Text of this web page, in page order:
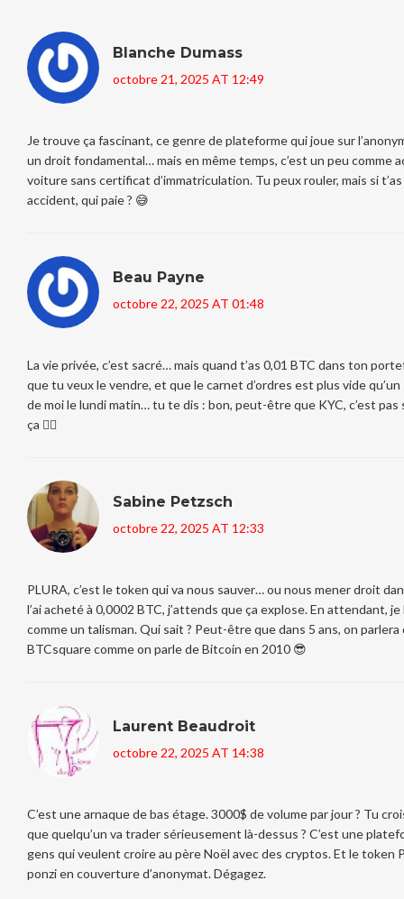
Blanche Dumass
octobre 21, 2025 AT 12:49
Je trouve ça fascinant, ce genre de plateforme qui joue sur
un droit fondamental… mais en même temps, c’est un peu comme
voiture sans certificat d’immatriculation. Tu peux rouler, mais si
accident, qui paie ? 😅
Beau Payne
octobre 22, 2025 AT 01:48
La vie privée, c’est sacré… mais quand t’as 0,01 BTC dans ton
que tu veux le vendre, et que le carnet d’ordres est plus vide qu’un
de moi le lundi matin… tu te dis : bon, peut-être que KYC, c’est pas
ça 🤷‍♂️
Sabine Petzsch
octobre 22, 2025 AT 12:33
PLURA, c’est le token qui va nous sauver… ou nous mener droit
l’ai acheté à 0,0002 BTC, j’attends que ça explose. En attendant, je
comme un talisman. Qui sait ? Peut-être que dans 5 ans, on parlera
BTCsquare comme on parle de Bitcoin en 2010 😎
Laurent Beaudroit
octobre 22, 2025 AT 14:38
C’est une arnaque de bas étage. 3000$ de volume par jour ? Tu
que quelqu’un va trader sérieusement là-dessus ? C’est une
gens qui veulent croire au père Noël avec des cryptos. Et le token
ponzi en couverture d’anonymat. Dégagez.